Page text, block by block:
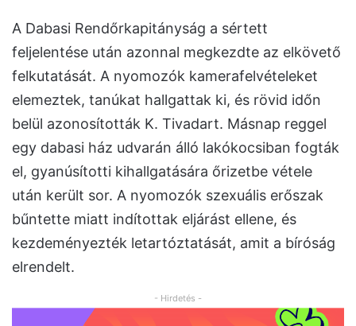
A Dabasi Rendőrkapitányság a sértett
feljelentése után azonnal megkezdte az elkövető
felkutatását. A nyomozók kamerafelvételeket
elemeztek, tanúkat hallgattak ki, és rövid időn
belül azonosították K. Tivadart. Másnap reggel
egy dabasi ház udvarán álló lakókocsiban fogták
el, gyanúsítotti kihallgatására őrizetbe vétele
után került sor. A nyomozók szexuális erőszak
bűntette miatt indítottak eljárást ellene, és
kezdeményezték letartóztatását, amit a bíróság
elrendelt.
- Hirdetés -